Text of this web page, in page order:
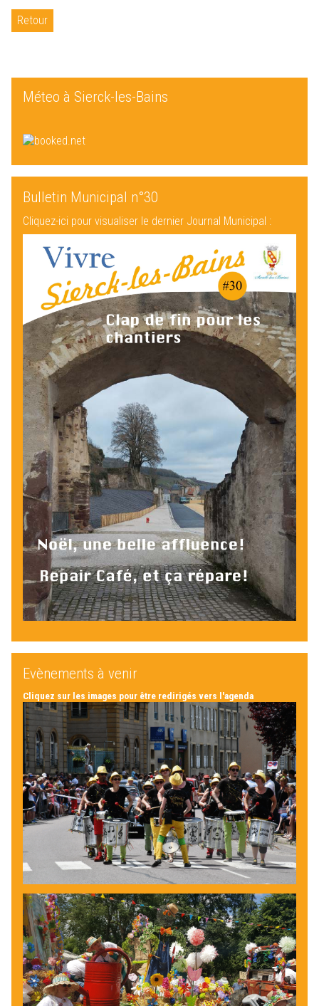
Retour
Méteo à Sierck-les-Bains
Bulletin Municipal n°30
Cliquez-ici pour visualiser le dernier Journal Municipal :
Evènements à venir
Cliquez sur les images pour être redirigés vers l'agenda